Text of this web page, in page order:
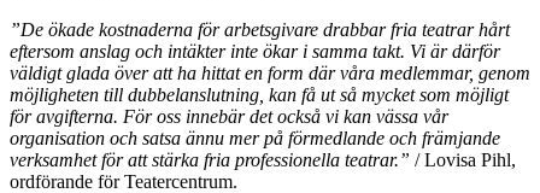
”De ökade kostnaderna för arbetsgivare drabbar fria teatrar hårt
eftersom anslag och intäkter inte ökar i samma takt. Vi är därför
väldigt glada över att ha hittat en form där våra medlemmar, genom
möjligheten till dubbelanslutning, kan få ut så mycket som möjligt
för avgifterna. För oss innebär det också vi kan vässa vår
organisation och satsa ännu mer på förmedlande och främjande
verksamhet för att stärka fria professionella teatrar.” / Lovisa Pihl,
ordförande för Teatercentrum.